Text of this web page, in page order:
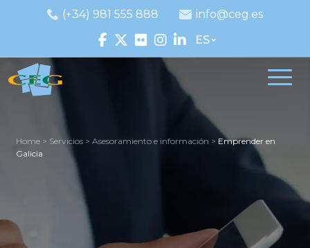
(+34) 981 555 888
info@ceg.es
ES
Home> Servicios> Asesoramiento e información > Emprender en
Galicia